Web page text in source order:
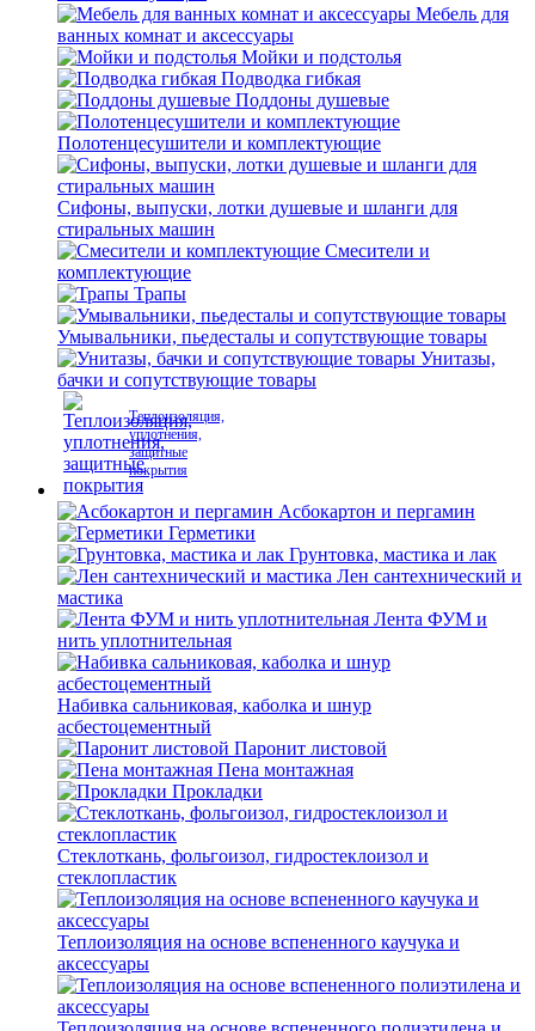
Мебель для
ванных комнат и аксессуары
Мойки и подстолья
Подводка гибкая
Поддоны душевые
Полотенцесушители и комплектующие
Сифоны, выпуски, лотки душевые и шланги для
стиральных машин
Смесители и
комплектующие
Трапы
Умывальники, пьедесталы и сопутствующие товары
Унитазы,
бачки и сопутствующие товары
Теплоизоляция,
уплотнения,
защитные
покрытия
Асбокартон и пергамин
Герметики
Грунтовка, мастика и лак
Лен сантехнический и
мастика
Лента ФУМ и
нить уплотнительная
Набивка сальниковая, каболка и шнур
асбестоцементный
Паронит листовой
Пена монтажная
Прокладки
Стеклоткань, фольгоизол, гидростеклоизол и
стеклопластик
Теплоизоляция на основе вспененного каучука и
аксессуары